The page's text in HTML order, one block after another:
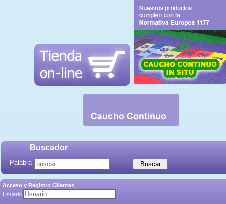
Buscador
Palabra
Acceso y Registro Clientes
Usuario